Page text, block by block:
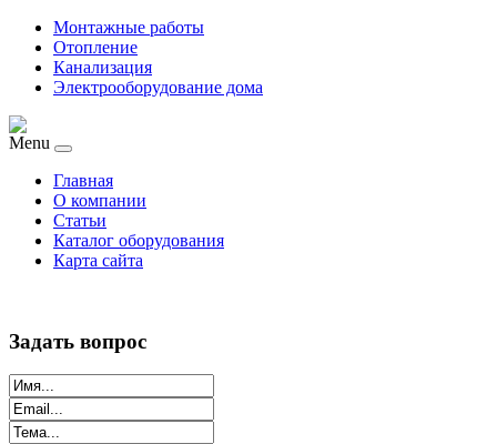
Монтажные работы
Отопление
Канализация
Электрооборудование дома
Menu
Главная
О компании
Статьи
Каталог оборудования
Карта сайта
Задать вопрос